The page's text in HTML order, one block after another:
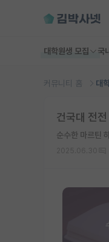
대학원생 모집 국
커뮤니티 홈 대
건국대 전
순수한 마르틴